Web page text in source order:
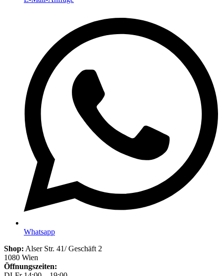
Whatsapp
Shop: Alser Str. 41/ Geschäft 2
1080 Wien
Öffnungszeiten: